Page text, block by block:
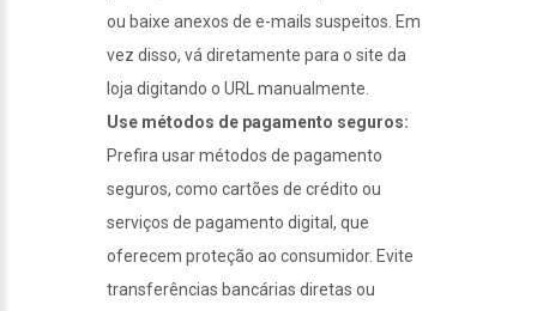
ou baixe anexos de e-mails suspeitos. Em
vez disso, vá diretamente para o site da
loja digitando o URL manualmente.
Use métodos de pagamento seguros:
Prefira usar métodos de pagamento
seguros, como cartões de crédito ou
serviços de pagamento digital, que
oferecem proteção ao consumidor. Evite
transferências bancárias diretas ou